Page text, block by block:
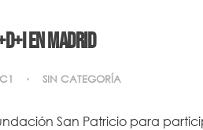
en Madrid
SIN CATEGORÍA
San Patricio para